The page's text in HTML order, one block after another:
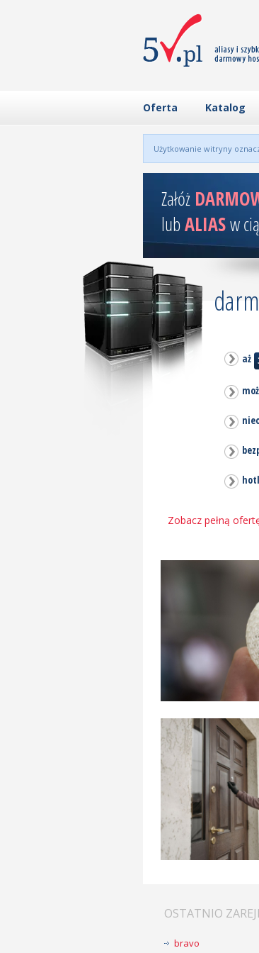
Oferta Katalog
Użytkowanie witryny
Załóż
lubALIASw
aż
Zobacz pełną
OSTATNIO
bravo